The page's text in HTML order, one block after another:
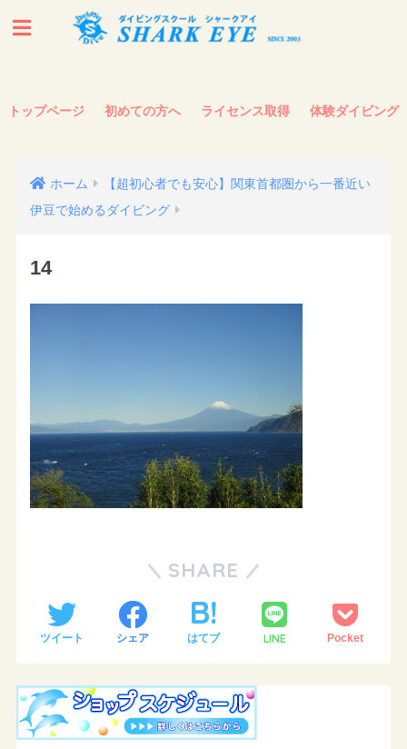
トップページ 初めての方へ ライセンス取得 体験ダイビング
ホーム
【超初心者でも安心】関東首都圏から一番近い
伊豆で始めるダイビング
14
SHARE
ツイート シェア はてブ LINE Pocket